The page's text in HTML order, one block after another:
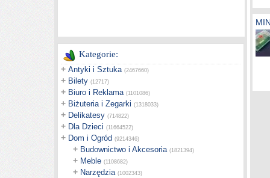
Kategorie:
+ Antyki i Sztuka (2467660)
+ Bilety (12717)
+ Biuro i Reklama (1101086)
+ Biżuteria i Zegarki (1318033)
+ Delikatesy (714822)
+ Dla Dzieci (11664522)
+ Dom i Ogród (9214346)
+ Budownictwo i Akcesoria (1821394)
+ Meble (1108682)
+ Narzędzia (1002343)